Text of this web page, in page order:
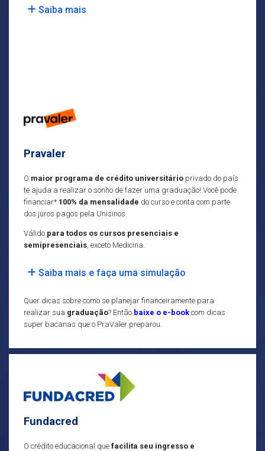
Saiba mais
Pravaler
O maior programa de crédito universitário privado do país
te ajuda a realizar o sonho de fazer uma graduação! Você pode
financiar* 100% da mensalidade do curso e conta com parte
dos juros pagos pela Unisinos.
Válido para todos os cursos presenciais e
semipresenciais, exceto Medicina.
Saiba mais e faça uma simulação
Quer dicas sobre como se planejar financeiramente para
realizar sua graduação? Então baixe o e-bookcom dicas
super bacanas que o PraValer preparou.
Fundacred
O crédito educacional que facilita seu ingresso e